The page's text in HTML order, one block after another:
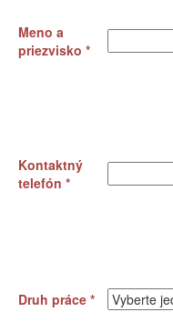
Meno a
priezvisko *
Kontaktný
telefón *
Druh práce *